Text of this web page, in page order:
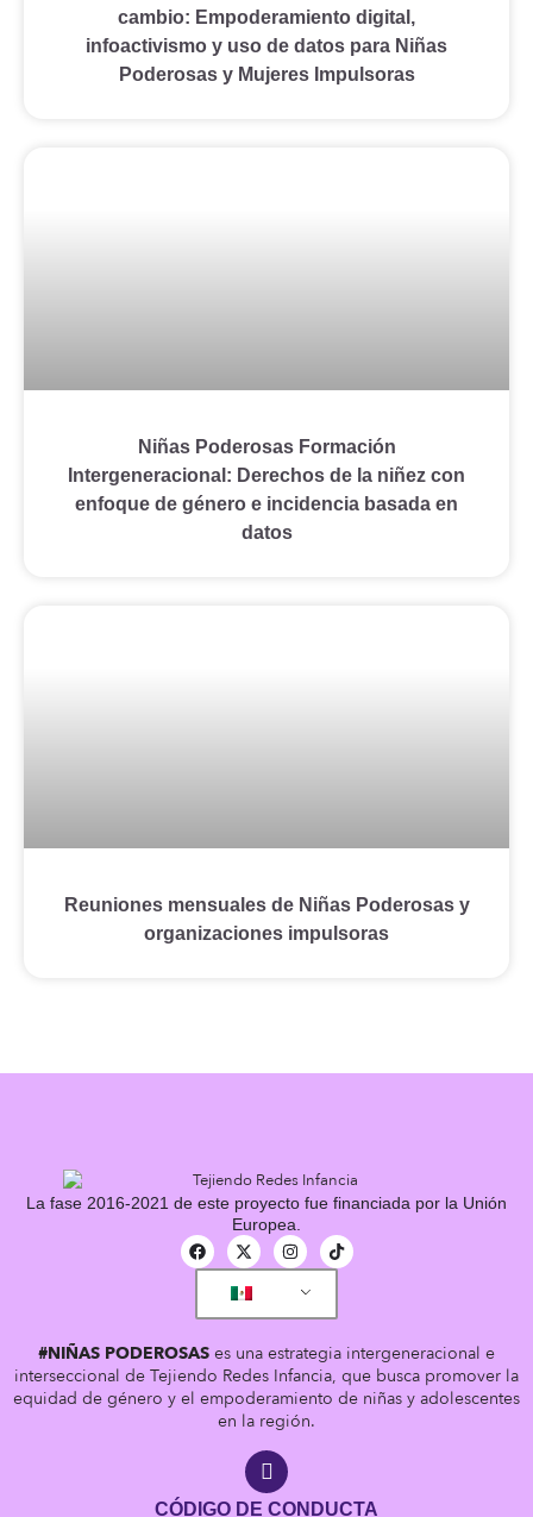
cambio: Empoderamiento digital,
infoactivismo y uso de datos para Niñas
Poderosas y Mujeres Impulsoras
Niñas Poderosas Formación
Intergeneracional: Derechos de la niñez con
enfoque de género e incidencia basada en
datos
Reuniones mensuales de Niñas Poderosas y
organizaciones impulsoras
La fase 2016-2021 de este proyecto fue financiada por la Unión
Europea.
#NIÑAS PODEROSAS es una estrategia intergeneracional e
interseccional de Tejiendo Redes Infancia, que busca promover la
equidad de género y el empoderamiento de niñas y adolescentes
en la región.
CÓDIGO DE CONDUCTA